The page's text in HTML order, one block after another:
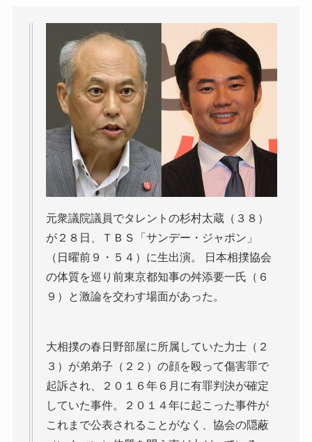
元衆議院議員でタレントの杉村太蔵（３８）
が２８日、ＴＢＳ「サンデー・ジャポン」
（日曜前９・５４）に生出演。 日本相撲協会
の体質を巡り前東京都知事の舛添要一氏（６
９）と激論を交わす場面があった。
大相撲の春日野部屋に所属していた力士（２
３）が弟弟子（２２）の顔を殴って傷害罪で
起訴され、２０１６年６月に有罪判決が確定
していた事件。２０１４年に起こった事件が
これまで公表されることがなく、協会の隠蔽